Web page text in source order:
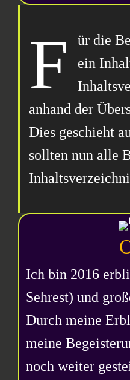
F
ür die
ein
anhand der
Dies geschieht
sollten nun alle
Ich bin 2016
Sehrest) und
Durch meine
meine
noch weiter